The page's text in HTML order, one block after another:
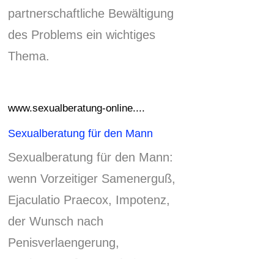
partnerschaftliche Bewältigung
des Problems ein wichtiges
Thema.
www.sexualberatung-online....
Sexualberatung für den Mann
Sexualberatung für den Mann:
wenn Vorzeitiger Samenerguß,
Ejaculatio Praecox, Impotenz,
der Wunsch nach
Penisverlaengerung,